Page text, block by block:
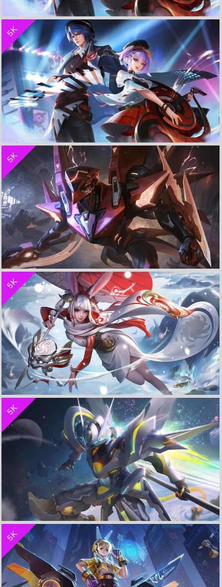
音你心动 周瑜与小乔《王者荣耀》 4K电脑超清壁纸
5K
音你心动 周瑜与小乔《王者荣耀》 4K电脑超清壁纸
立 即 下 载
收 藏
5K
绛天战甲-铠《王者荣耀》 4K电脑高清壁纸
立 即 下 载
收 藏
5K
祈雪灵祝-公孙离《王者荣耀》 4K电脑高清壁纸
立 即 下 载
收 藏
5K
零号・雷霆-孙悟空《王者荣耀》 4K电脑壁纸
立 即 下 载
收 藏
5K
立 即 下 载
收 藏